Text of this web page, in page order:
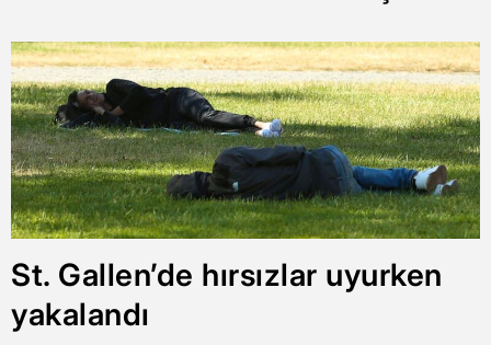
St. Gallen’de hırsızlar uyurken
yakalandı